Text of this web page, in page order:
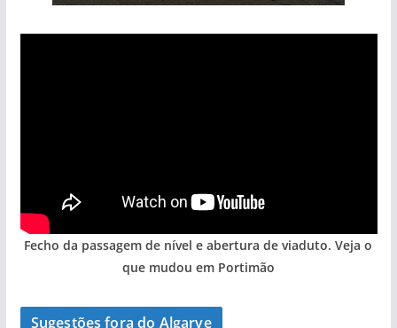
Fecho da passagem de nível e abertura de viaduto. Veja o
que mudou em Portimão
Sugestões fora do Algarve